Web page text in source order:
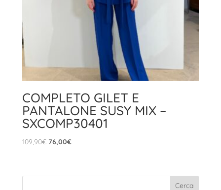
COMPLETO GILET E
PANTALONE SUSY MIX –
SXCOMP30401
109,90€ Il
era:
76,00€Il
è: